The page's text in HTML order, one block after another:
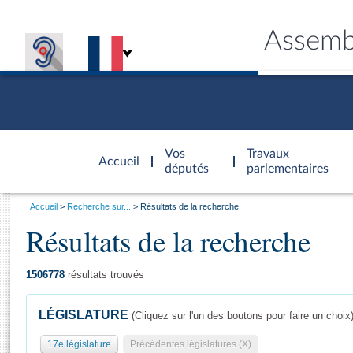
Accueil
d'accueil
Vos
députés
Travaux
parlementaires
Général
Vous
Accueil Recherche sur... Résultats de la recherche
Résultats de la recherche
1506778 résultats trouvés
LÉGISLATURE (Cliquez sur l'un des boutons pour faire un choix)
17e législature Précédentes législatures (X)